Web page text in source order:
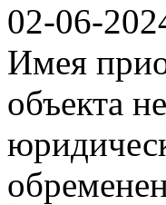
02-06-
Имея
объекта